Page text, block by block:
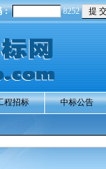
： 8252
程招标 中标公告